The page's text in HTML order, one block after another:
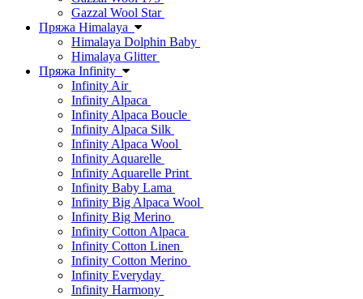
Gazzal Wool Star
Пряжа Himalaya
Himalaya Dolphin Baby
Himalaya Glitter
Пряжа Infinity
Infinity Air
Infinity Alpaca
Infinity Alpaca Boucle
Infinity Alpaca Silk
Infinity Alpaca Wool
Infinity Aquarelle
Infinity Aquarelle Print
Infinity Baby Lama
Infinity Big Alpaca Wool
Infinity Big Merino
Infinity Cotton Alpaca
Infinity Cotton Linen
Infinity Cotton Merino
Infinity Everyday
Infinity Harmony